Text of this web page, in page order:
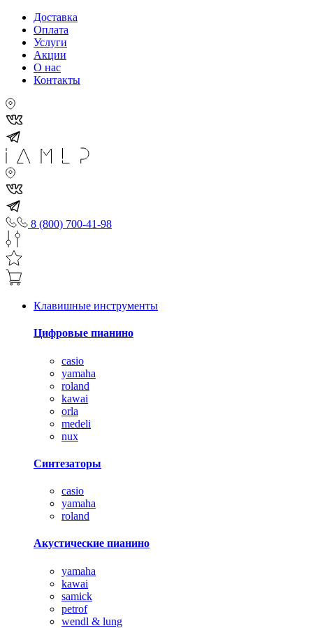
Доставка
Оплата
Услуги
Акции
О нас
Контакты
8 (800) 700-41-98
Клавишные инструменты
Цифровые пианино
casio
yamaha
roland
kawai
orla
medeli
nux
Синтезаторы
casio
yamaha
roland
Акустические пианино
yamaha
kawai
samick
petrof
wendl & lung